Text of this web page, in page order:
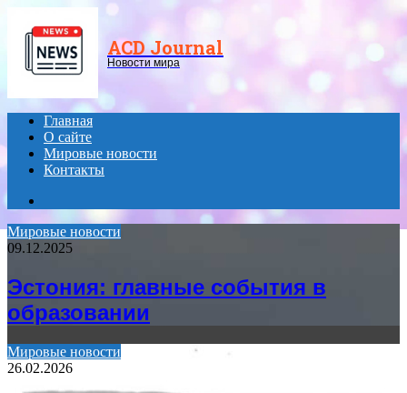
ACD Journal
Новости мира
Главная
О сайте
Мировые новости
Контакты
Мировые новости
09.12.2025
Эстония: главные события в
образовании
Мировые новости
26.02.2026